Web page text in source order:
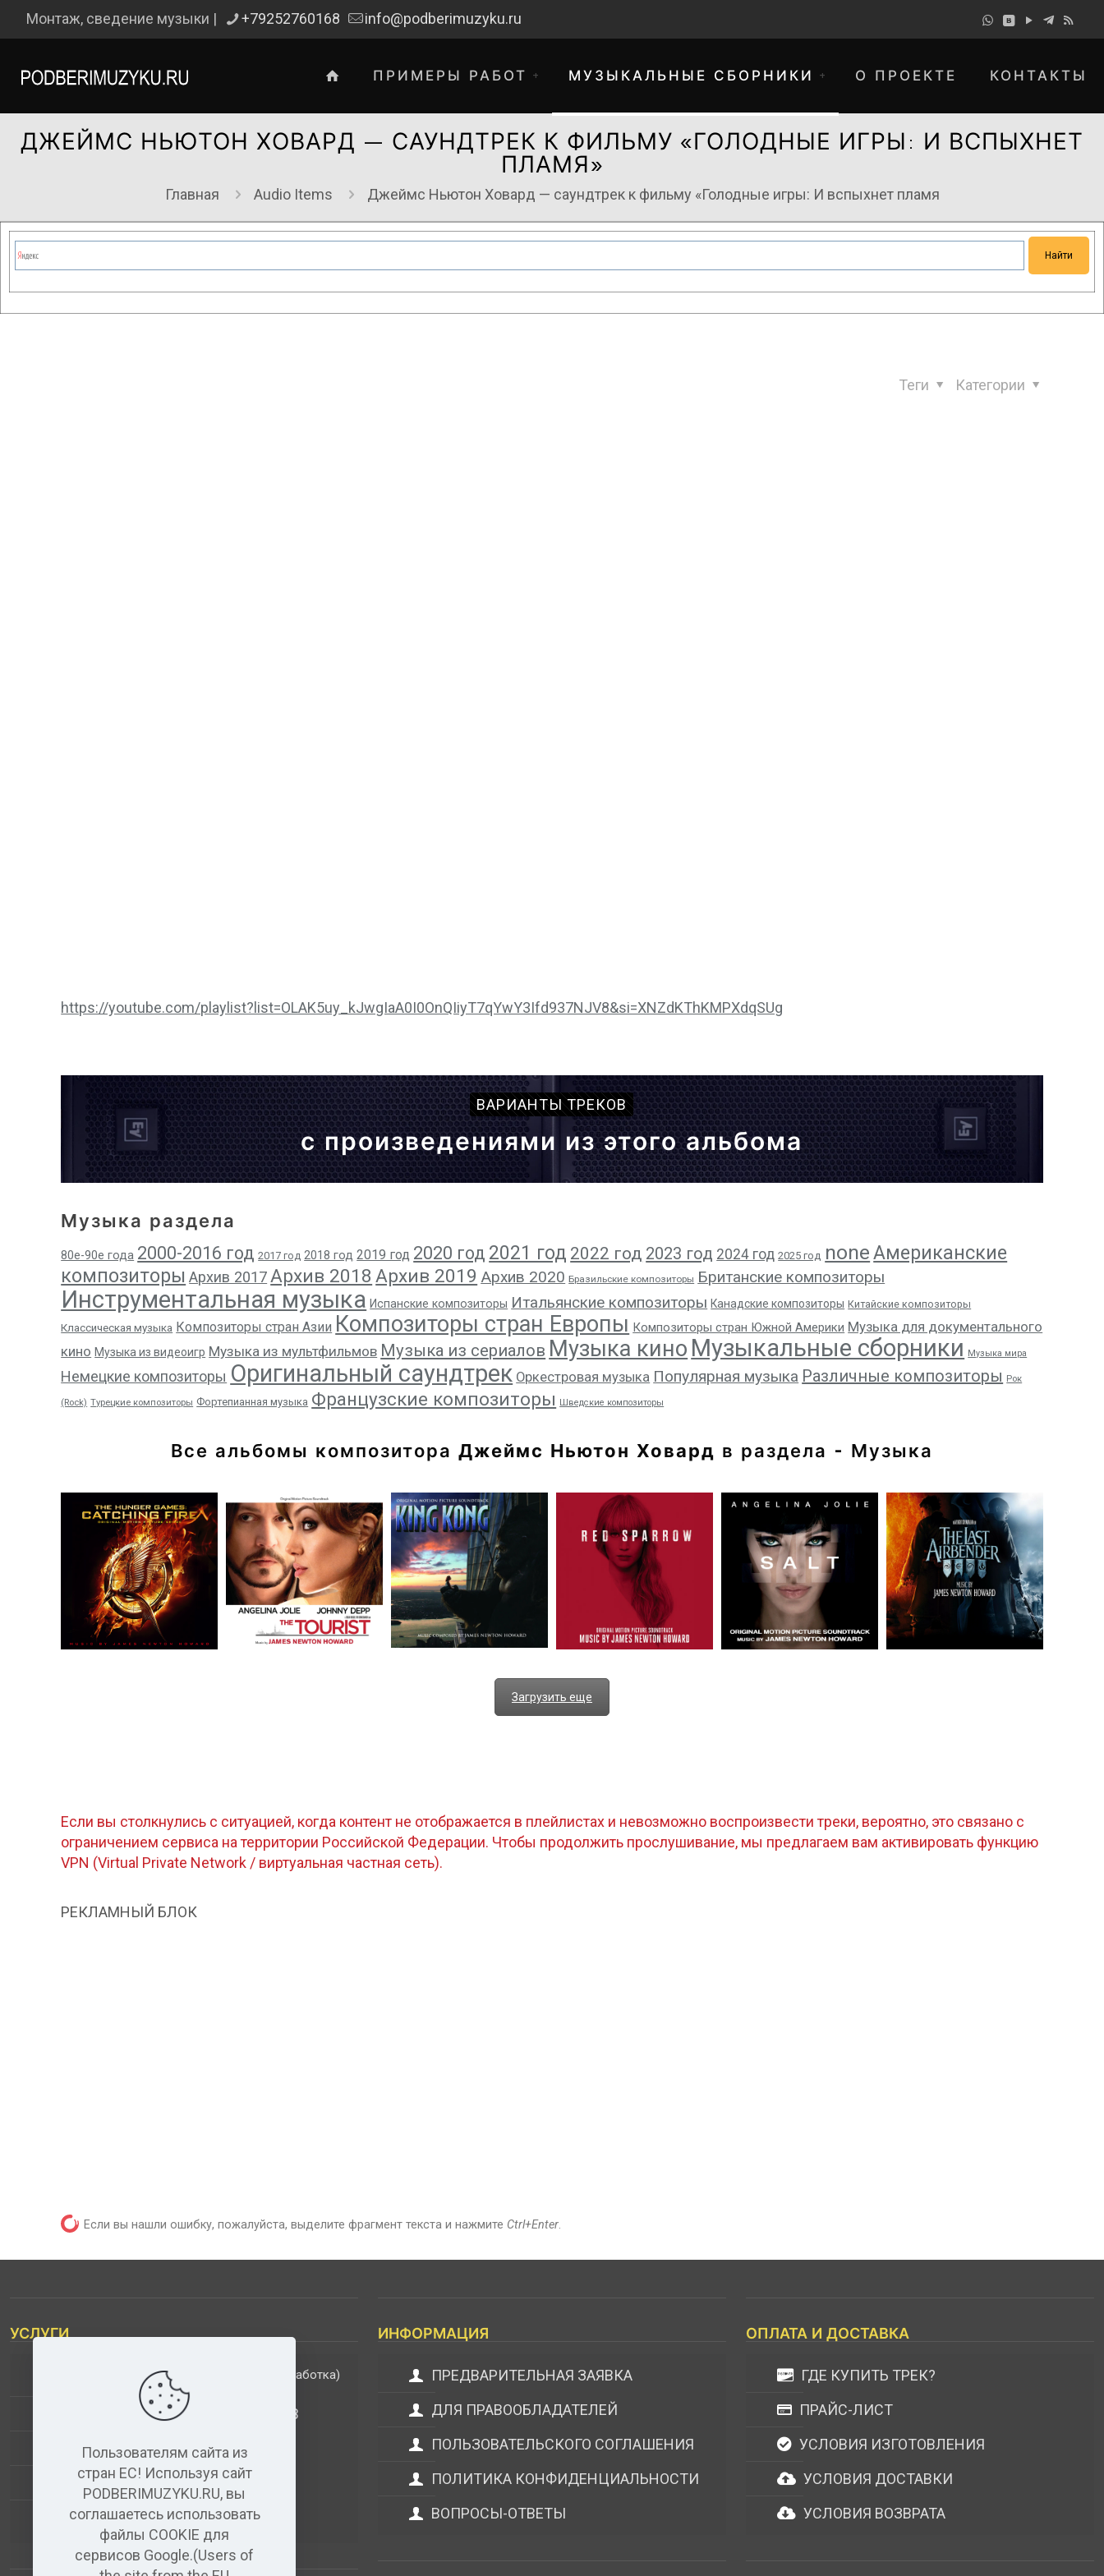
Монтаж, сведение музыки | +79252760168 info@podberimuzyku.ru
ПРИМЕРЫ РАБОТ МУЗЫКАЛЬНЫЕ СБОРНИКИ О ПРОЕКТЕ КОНТАКТЫ
ДЖЕЙМС НЬЮТОН ХОВАРД — САУНДТРЕК К ФИЛЬМУ «ГОЛОДНЫЕ ИГРЫ: И ВСПЫХНЕТ
ПЛАМЯ»
Главная Audio Items Джеймс Ньютон Ховард — саундтрек к фильму «Голодные игры: И вспыхнет пламя
Категории
Теги
https://youtube.com/playlist?list=OLAK5uy_kJwgIaA0I0OnQIiyT7qYwY3Ifd937NJV8&si=XNZdKThKMPXdqSUg
ВАРИАНТЫ ТРЕКОВ
с произведениями из этого альбома
Музыка раздела
80е-90е года 2000-2016 год 2017 год 2018 год 2019 год 2020 год 2021 год 2022 год 2023 год 2024 год 2025 год noneАмериканские
композиторы Архив 2017Архив 2018 Архив 2019 Архив 2020 Бразильские композиторы Британские композиторы
Инструментальная музыка Испанские композиторы Итальянские композиторы Канадские композиторы Китайские композиторы
Классическая музыка Композиторы стран Азии Композиторы стран Европы Композиторы стран Южной Америки Музыка для документального
кино Музыка из видеоигр Музыка из мультфильмов Музыка из сериалов Музыка кино Музыкальные сборники Музыка мира
Немецкие композиторы Оригинальный саундтрек Оркестровая музыка Популярная музыка Различные композиторы Рок
(Rock) Турецкие композиторы Фортепианная музыка Французские композиторы Шведские композиторы
Все альбомы композитора Джеймс Ньютон Ховард в раздела - Музыка
Загрузить еще
Если вы столкнулись с ситуацией, когда контент не отображается в плейлистах и невозможно воспроизвести треки, вероятно, это связано с
ограничением сервиса на территории Российской Федерации. Чтобы продолжить прослушивание, мы предлагаем вам активировать функцию
VPN (Virtual Private Network / виртуальная частная сеть).
РЕКЛАМНЫЙ БЛОК
Если вы нашли ошибку, пожалуйста, выделите фрагмент текста и нажмите Ctrl+Enter.
УСЛУГИ
ДОПОЛНИТЕЛЬНЫЕ УСЛУГИ (обработка)
АНАЛИЗ МУЗЫКАЛЬНЫХ ТРЕКОВ
ВИДЕО+АУДИО
УСЛУГИ ЗВУКОЗАПИСИ
АУДИО РЕДАКТОР(бесплатный)
ИНФОРМАЦИЯ
ПРЕДВАРИТЕЛЬНАЯ ЗАЯВКА
ДЛЯ ПРАВООБЛАДАТЕЛЕЙ
ПОЛЬЗОВАТЕЛЬСКОГО СОГЛАШЕНИЯ
ПОЛИТИКА КОНФИДЕНЦИАЛЬНОСТИ
ВОПРОСЫ-ОТВЕТЫ
ОПЛАТА И ДОСТАВКА
ГДЕ КУПИТЬ ТРЕК?
ПРАЙС-ЛИСТ
УСЛОВИЯ ИЗГОТОВЛЕНИЯ
УСЛОВИЯ ДОСТАВКИ
УСЛОВИЯ ВОЗВРАТА
Пользователям сайта из
стран ЕС! Используя сайт
PODBERIMUZYKU.RU, вы
соглашаетесь использовать
файлы COOKIE для
сервисов Google.(Users of